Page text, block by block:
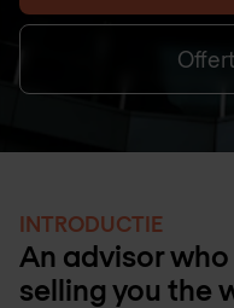
INTRODUCTIE
An advisor
selling you the